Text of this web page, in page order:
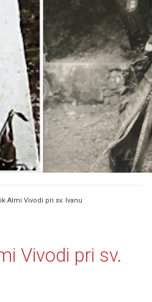
Almi Vivodi pri sv. Ivanu
Vivodi pri sv.